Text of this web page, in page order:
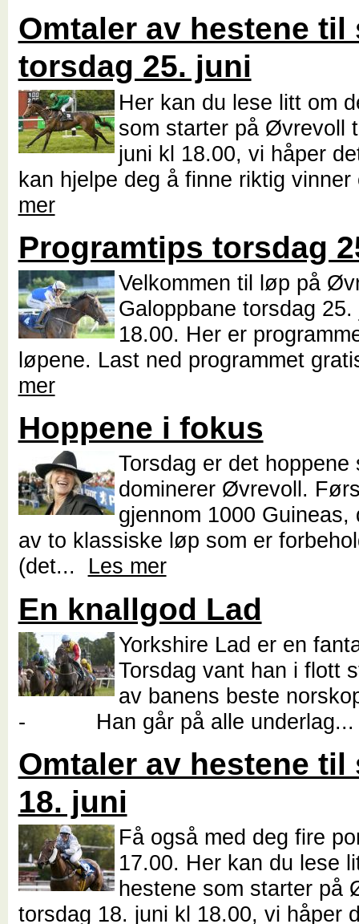
Omtaler av hestene til
torsdag 25. juni
Her kan du lese litt om
som starter på Øvrevoll
juni kl 18.00, vi håper
kan hjelpe deg å finne riktig
mer
Programtips torsdag
Velkommen til løp på
Galoppbane torsdag 25.
18.00. Her er
løpene. Last ned programmet
mer
Hoppene i fokus
Torsdag er det hoppene
dominerer Øvrevoll.
gjennom 1000 Guineas,
av to klassiske løp som er
(det... Les mer
En knallgod Lad
Yorkshire Lad er en
Torsdag vant han i flott
av banens beste
- Han går på alle
Omtaler av hestene til
18. juni
Få også med deg fire
17.00. Her kan du lese
hestene som starter på
torsdag 18. juni kl 18.00, vi